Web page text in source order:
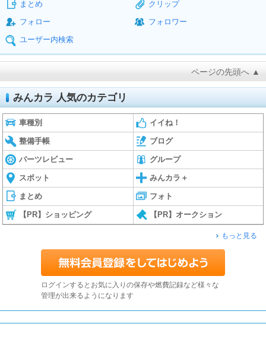
まとめ
クリップ
フォロー
フォロワー
ユーザー内検索
ページの先頭へ ▲
みんカラ 人気のカテゴリ
車種別 イイね！
整備手帳 ブログ
パーツレビュー グループ
スポット みんカラ＋
まとめ フォト
【PR】ショッピング 【PR】オークション
もっと見る
ログインするとお気に入りの保存や燃費記録など様々な
管理が出来るようになります